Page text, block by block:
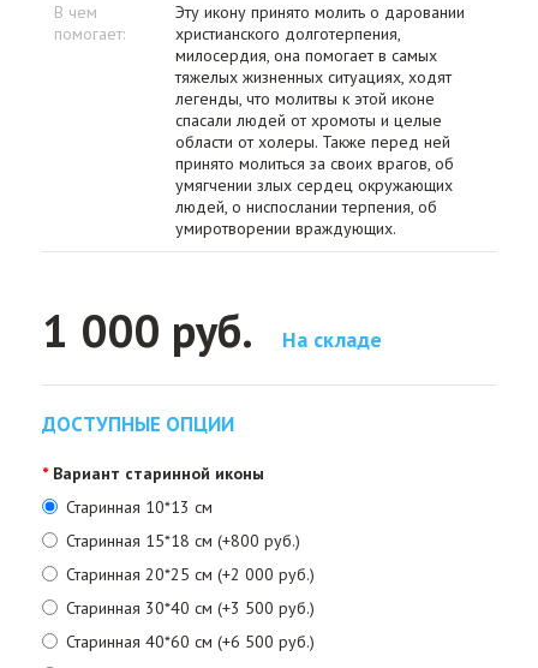
В чем
помогает:
Эту икону принято молить о даровании
христианского долготерпения,
милосердия, она помогает в самых
тяжелых жизненных ситуациях, ходят
легенды, что молитвы к этой иконе
спасали людей от хромоты и целые
области от холеры. Также перед ней
принято молиться за своих врагов, об
умягчении злых сердец окружающих
людей, о ниспослании терпения, об
умиротворении враждующих.
1 000 руб. На складе
ДОСТУПНЫЕ ОПЦИИ
Вариант старинной иконы
Старинная 10*13 см
Старинная 15*18 см (+800 руб.)
Старинная 20*25 см (+2 000 руб.)
Старинная 30*40 см (+3 500 руб.)
Старинная 40*60 см (+6 500 руб.)